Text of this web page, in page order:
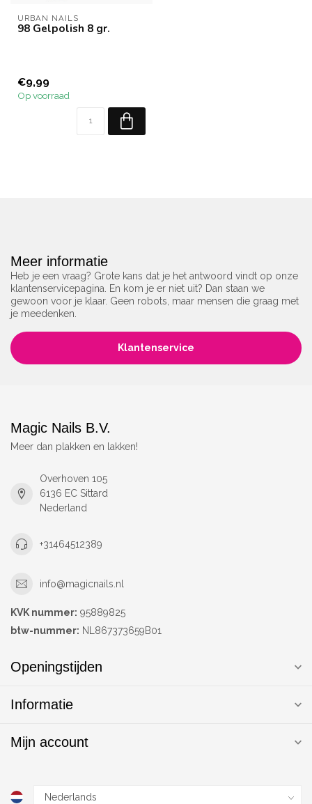
URBAN NAILS
98 Gelpolish 8 gr.
€9,99
Op voorraad
Meer informatie
Heb je een vraag? Grote kans dat je het antwoord vindt op onze
klantenservicepagina. En kom je er niet uit? Dan staan we
gewoon voor je klaar. Geen robots, maar mensen die graag met
je meedenken.
Klantenservice
Magic Nails B.V.
Meer dan plakken en lakken!
Overhoven 105
6136 EC Sittard
Nederland
+31464512389
info@magicnails.nl
KVK nummer: 95889825
btw-nummer: NL867373659B01
Openingstijden
Informatie
Mijn account